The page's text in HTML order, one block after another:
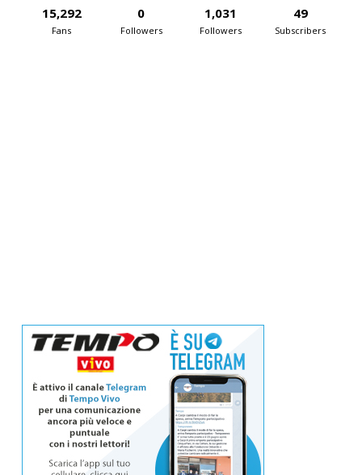
15,292
Fans
0
Followers
1,031
Followers
49
Subscribers